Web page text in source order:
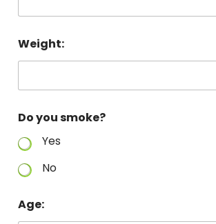
Weight:
Do you smoke?
Yes
No
Age: